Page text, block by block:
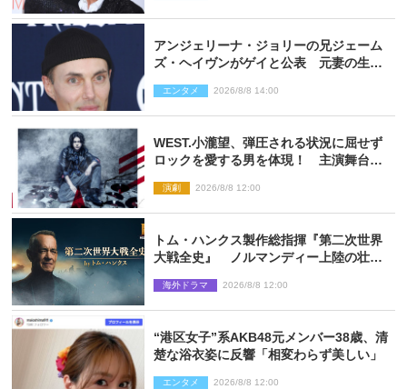
アンジェリーナ・ジョリーの兄ジェーム
ズ・ヘイヴンがゲイと公表 元妻の生配
エンタメ 2026/8/8 14:00
WEST.小瀧望、弾圧される状況に屈せず
ロックを愛する男を体現！ 主演舞台
演劇 2026/8/8 12:00
トム・ハンクス製作総指揮『第二次世界
大戦全史』 ノルマンディー上陸の壮絶
海外ドラマ 2026/8/8 12:00
“港区女子”系AKB48元メンバー38歳、清
楚な浴衣姿に反響「相変わらず美しい」
エンタメ 2026/8/8 12:00